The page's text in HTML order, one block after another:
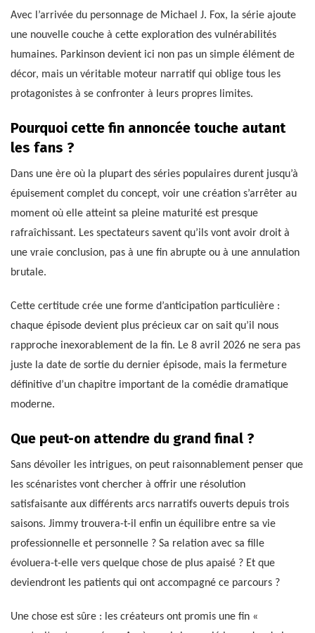
Avec l’arrivée du personnage de Michael J. Fox, la série ajoute
une nouvelle couche à cette exploration des vulnérabilités
humaines. Parkinson devient ici non pas un simple élément de
décor, mais un véritable moteur narratif qui oblige tous les
protagonistes à se confronter à leurs propres limites.
Pourquoi cette fin annoncée touche autant
les fans ?
Dans une ère où la plupart des séries populaires durent jusqu’à
épuisement complet du concept, voir une création s’arrêter au
moment où elle atteint sa pleine maturité est presque
rafraîchissant. Les spectateurs savent qu’ils vont avoir droit à
une vraie conclusion, pas à une fin abrupte ou à une annulation
brutale.
Cette certitude crée une forme d’anticipation particulière :
chaque épisode devient plus précieux car on sait qu’il nous
rapproche inexorablement de la fin. Le 8 avril 2026 ne sera pas
juste la date de sortie du dernier épisode, mais la fermeture
définitive d’un chapitre important de la comédie dramatique
moderne.
Que peut-on attendre du grand final ?
Sans dévoiler les intrigues, on peut raisonnablement penser que
les scénaristes vont chercher à offrir une résolution
satisfaisante aux différents arcs narratifs ouverts depuis trois
saisons. Jimmy trouvera-t-il enfin un équilibre entre sa vie
professionnelle et personnelle ? Sa relation avec sa fille
évoluera-t-elle vers quelque chose de plus apaisé ? Et que
deviendront les patients qui ont accompagné ce parcours ?
Une chose est sûre : les créateurs ont promis une fin «